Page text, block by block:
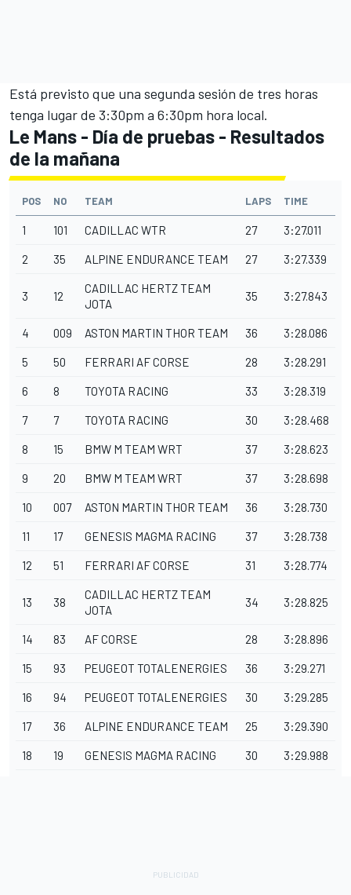
Está previsto que una segunda sesión de tres horas
tenga lugar de 3:30pm a 6:30pm hora local.
Le Mans - Día de pruebas - Resultados
de la mañana
POS NO TEAM LAPS TIME
1 101 CADILLAC WTR 27 3:27.011
2 35 ALPINE ENDURANCE TEAM 27 3:27.339
3 12
CADILLAC HERTZ TEAM
JOTA
35 3:27.843
4 009 ASTON MARTIN THOR TEAM 36 3:28.086
5 50 FERRARI AF CORSE 28 3:28.291
6 8 TOYOTA RACING 33 3:28.319
7 7 TOYOTA RACING 30 3:28.468
8 15 BMW M TEAM WRT 37 3:28.623
9 20 BMW M TEAM WRT 37 3:28.698
10 007 ASTON MARTIN THOR TEAM 36 3:28.730
11 17 GENESIS MAGMA RACING 37 3:28.738
12 51 FERRARI AF CORSE 31 3:28.774
13 38
CADILLAC HERTZ TEAM
JOTA
34 3:28.825
14 83 AF CORSE 28 3:28.896
15 93 PEUGEOT TOTALENERGIES 36 3:29.271
16 94 PEUGEOT TOTALENERGIES 30 3:29.285
17 36 ALPINE ENDURANCE TEAM 25 3:29.390
18 19 GENESIS MAGMA RACING 30 3:29.988